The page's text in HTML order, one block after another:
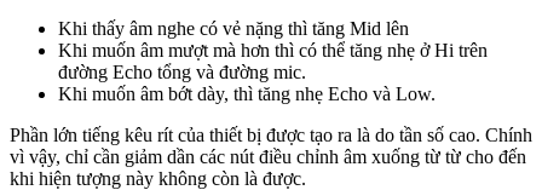
Khi thấy âm nghe có vẻ nặng thì tăng Mid lên
Khi muốn âm mượt mà hơn thì có thể tăng nhẹ ở Hi trên
đường Echo tổng và đường mic.
Khi muốn âm bớt dày, thì tăng nhẹ Echo và Low.
Phần lớn tiếng kêu rít của thiết bị được tạo ra là do tần số cao. Chính
vì vậy, chỉ cần giảm dần các nút điều chỉnh âm xuống từ từ cho đến
khi hiện tượng này không còn là được.